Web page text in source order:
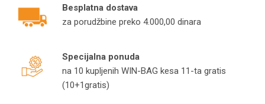
Besplatna dostava
za porudžbine preko 4.000,00 dinara
Specijalna ponuda
na 10 kupljenih WIN-BAG kesa 11-ta gratis
(10+1gratis)